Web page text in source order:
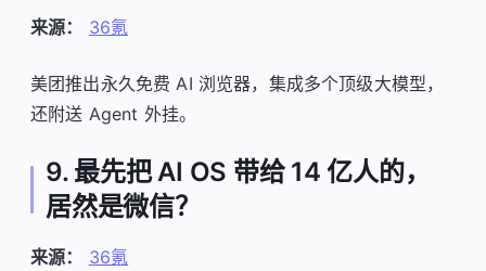
来源： 36氪
美团推出永久免费 AI 浏览器，集成多个顶级大模型，
还附送 Agent 外挂。
9. 最先把 AI OS 带给 14 亿人的，
居然是微信？
来源： 36氪